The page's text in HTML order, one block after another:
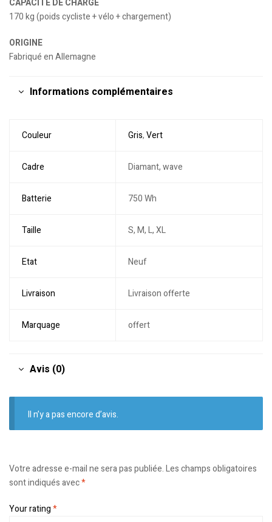
CAPACITÉ DE CHARGE
170 kg (poids cycliste + vélo + chargement)
ORIGINE
Fabriqué en Allemagne
Informations complémentaires
Couleur Gris,Vert
Cadre Diamant, wave
Batterie 750 Wh
Taille S, M, L, XL
Etat Neuf
Livraison Livraison offerte
Marquage offert
Avis (0)
Il n’y a pas encore d’avis.
Votre adresse e-mail ne sera pas publiée.Les champs obligatoires
sont indiqués avec*
Your rating*